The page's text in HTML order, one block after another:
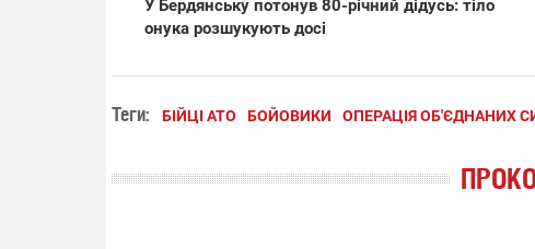
У Бердянську потонув 80-річний дідусь: тіло
онука розшукують досі
Теги: БІЙЦІ АТО БОЙОВИКИ ОПЕРАЦІЯ ОБ'ЄДНАНИХ